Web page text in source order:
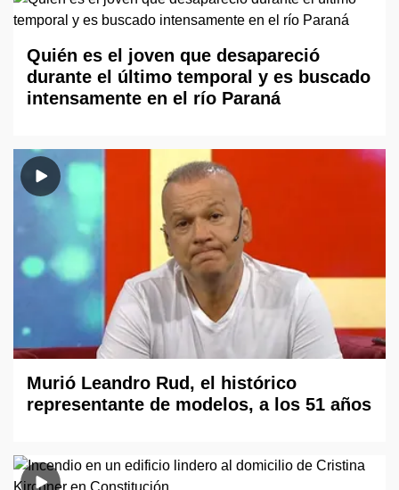
Quién es el joven que desapareció
durante el último temporal y es buscado
intensamente en el río Paraná
Murió Leandro Rud, el histórico
representante de modelos, a los 51 años